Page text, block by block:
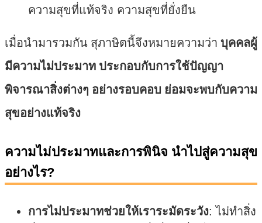
ความสุขที่แท้จริง ความสุขที่ยั่งยืน
เมื่อนำมารวมกัน สุภาษิตนี้จึงหมายความว่าบุคคลผู้
มีความไม่ประมาท ประกอบกับการใช้ปัญญา
พิจารณาสิ่งต่างๆ อย่างรอบคอบ ย่อมจะพบกับความ
สุขอย่างแท้จริง
ความไม่ประมาทและการพินิจ นำไปสู่ความสุข
อย่างไร?
การไม่ประมาทช่วยให้เราระมัดระวัง: ไม่ทำสิ่ง